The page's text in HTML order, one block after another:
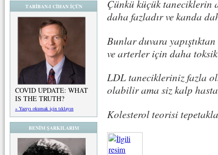
TABİBAN-I CİHAN İÇÜN
COVID UPDATE: WHAT
IS THE TRUTH?
» Yazıyı okumak için tıklayın
BENİM ŞARKILARIM
Çünkü küçük taneciklerin
daha fazladır ve kanda
Bunlar duvara
ve arterler için daha
LDL tanecikleriniz fazla
olabilir ama siz kalp
Kolesterol teorisi